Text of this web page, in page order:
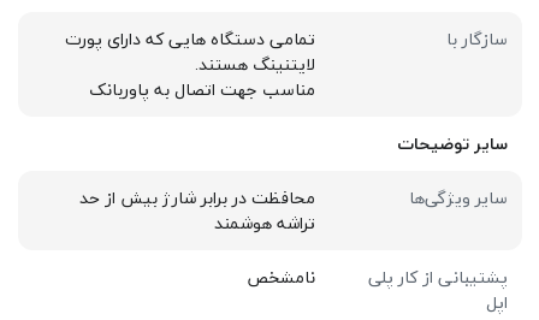
سازگار با
تمامی دستگاه هایی که دارای پورت
لایتنینگ هستند.
مناسب جهت اتصال به پاوربانک
سایر توضیحات
سایر ویژگی‌ها
محافظت در برابر شارژ بیش از حد
تراشه هوشمند
پشتیبانی از کار پلی
اپل
نامشخص